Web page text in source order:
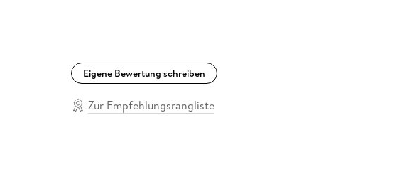
Eigene Bewertung schreiben
Zur Empfehlungsrangliste